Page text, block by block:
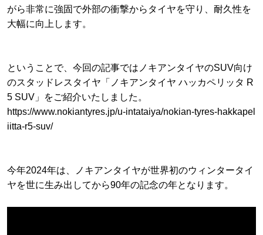
がら非常に強固で外部の衝撃からタイヤを守り、耐久性を
大幅に向上します。
ということで、今回の記事ではノキアンタイヤのSUV向け
のスタッドレスタイヤ「ノキアンタイヤ ハッカペリッタ R
5 SUV」をご紹介いたしました。
https://www.nokiantyres.jp/u-intataiya/nokian-tyres-hakkapel
iitta-r5-suv/
今年2024年は、ノキアンタイヤが世界初のウィンタータイ
ヤを世に生み出してから90年の記念の年となります。